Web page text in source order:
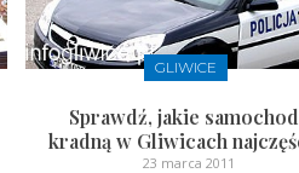
GLIWICE
Sprawdź, jakie
kradną w Gliwicach
23 marca 2011